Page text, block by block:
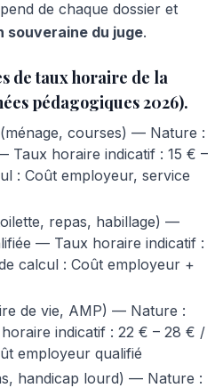
de chaque dossier et
souveraine du juge.
de taux horaire de la
pédagogiques 2026).
courses) — Nature :
Taux horaire indicatif : 15 € –
: Coût employeur, service
repas, habillage) —
— Taux horaire indicatif :
calcul : Coût employeur +
de vie, AMP) — Nature :
indicatif : 22 € – 28 € /
employeur qualifié
handicap lourd) — Nature :